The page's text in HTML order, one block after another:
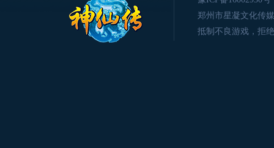
郑州市星凝文化传
抵制不良游戏，拒